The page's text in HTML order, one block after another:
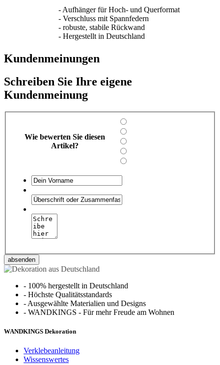
- Aufhänger für Hoch- und Querformat
- Verschluss mit Spannfedern
- robuste, stabile Rückwand
- Hergestellt in Deutschland
Kundenmeinungen
Schreiben Sie Ihre eigene
Kundenmeinung
Wie bewerten Sie diesen
Artikel?
absenden
- 100% hergestellt in Deutschland
- Höchste Qualitätsstandards
- Ausgewählte Materialien und Designs
- WANDKINGS - Für mehr Freude am Wohnen
WANDKINGS Dekoration
Verklebeanleitung
Wissenswertes